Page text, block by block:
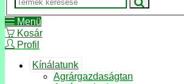
Menü
Kosár
Profil
Kínálatunk
Agrárgazdaságtan